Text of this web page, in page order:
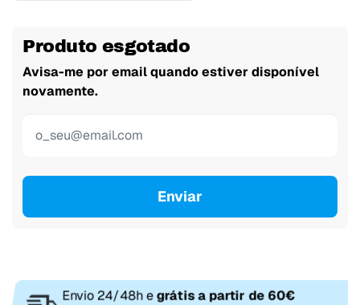
Produto esgotado
Avisa-me por email quando estiver disponível
novamente.
Enviar
Envio 24/48h egrátis a partir de 60€